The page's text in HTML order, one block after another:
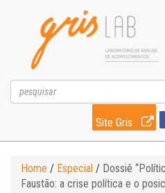
Site Gris
Home / Especial / Dossiê
Faustão: a crise política e o